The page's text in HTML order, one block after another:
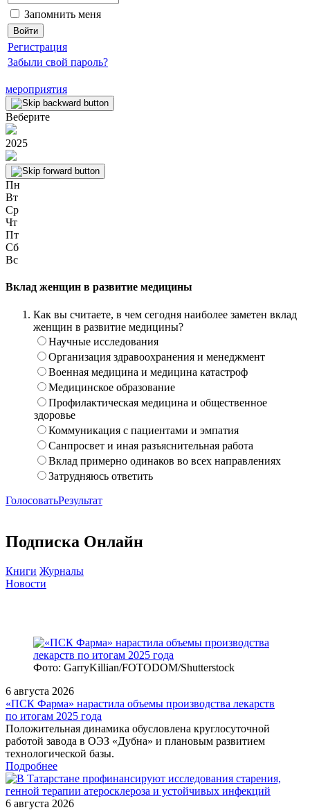
Запомнить меня
Регистрация
Забыли свой пароль?
мероприятия
Веберите
2025
Пн
Вт
Ср
Чт
Пт
Сб
Вс
Вклад женщин в развитие медицины
Как вы считаете, в чем сегодня наиболее заметен вклад
женщин в развитие медицины?
Научные исследования
Организация здравоохранения и менеджмент
Военная медицина и медицина катастроф
Медицинское образование
Профилактическая медицина и общественное
здоровье
Коммуникация с пациентами и эмпатия
Санпросвет и иная разъяснительная работа
Вклад примерно одинаков во всех направлениях
Затрудняюсь ответить
ГолосоватьРезультат
Подписка Онлайн
Книги Журналы
Новости
Фото: GarryKillian/FOTODOM/Shutterstock
6 августа 2026
«ПСК Фарма» нарастила объемы производства лекарств
по итогам 2025 года
Положительная динамика обусловлена круглосуточной
работой завода в ОЭЗ «Дубна» и плановым развитием
технологической базы.
Подробнее
6 августа 2026